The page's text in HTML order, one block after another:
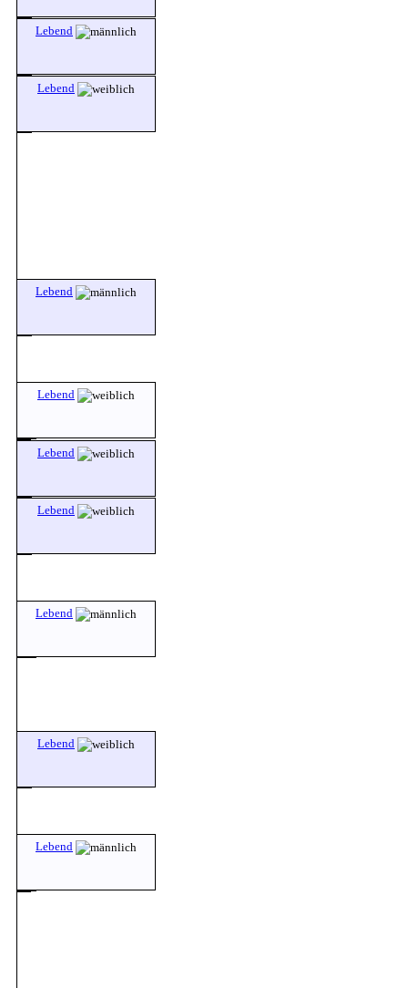
Lebend
Lebend
Lebend
Lebend
Lebend
Lebend
Lebend
Lebend
Lebend